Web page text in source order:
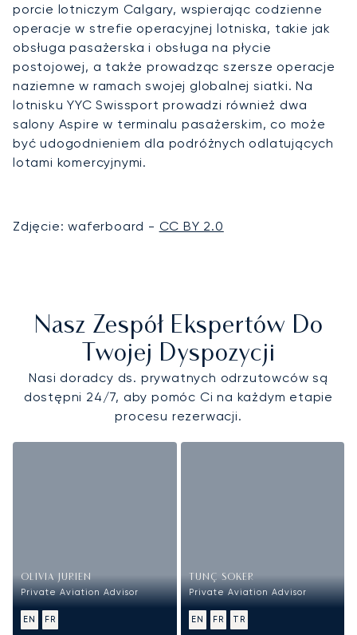
porcie lotniczym Calgary, wspierając codzienne
operacje w strefie operacyjnej lotniska, takie jak
obsługa pasażerska i obsługa na płycie
postojowej, a także prowadząc szersze operacje
naziemne w ramach swojej globalnej siatki. Na
lotnisku YYC Swissport prowadzi również dwa
salony Aspire w terminalu pasażerskim, co może
być udogodnieniem dla podróżnych odlatujących
lotami komercyjnymi.
Zdjęcie: waferboard - CC BY 2.0
Nasz Zespół Ekspertów Do
Twojej Dyspozycji
Nasi doradcy ds. prywatnych odrzutowców są
dostępni 24/7, aby pomóc Ci na każdym etapie
procesu rezerwacji.
OLIVIA JURIEN
Private Aviation Advisor
EN FR
TUNÇ SOKER
Private Aviation Advisor
EN FR TR